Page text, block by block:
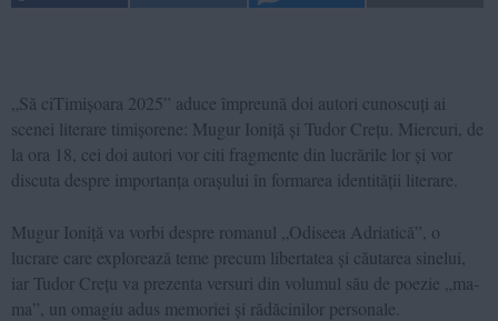
„Să ciTimișoara 2025” aduce împreună doi autori cunoscuți ai
scenei literare timișorene: Mugur Ioniță și Tudor Crețu. Miercuri, de
la ora 18, cei doi autori vor citi fragmente din lucrările lor și vor
discuta despre importanța orașului în formarea identității literare.
Mugur Ioniță va vorbi despre romanul „Odiseea Adriatică”, o
lucrare care explorează teme precum libertatea și căutarea sinelui,
iar Tudor Crețu va prezenta versuri din volumul său de poezie „ma-
ma”, un omagiu adus memoriei și rădăcinilor personale.